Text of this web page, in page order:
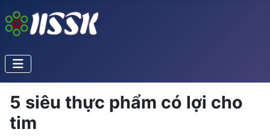
5 siêu thực phẩm có lợi cho
tim